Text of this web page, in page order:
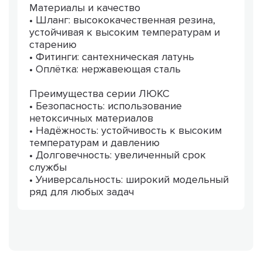
Материалы и качество
• Шланг: высококачественная резина,
устойчивая к высоким температурам и
старению
• Фитинги: сантехническая латунь
• Оплётка: нержавеющая сталь
Преимущества серии ЛЮКС
• Безопасность: использование
нетоксичных материалов
• Надёжность: устойчивость к высоким
температурам и давлению
• Долговечность: увеличенный срок
службы
• Универсальность: широкий модельный
ряд для любых задач